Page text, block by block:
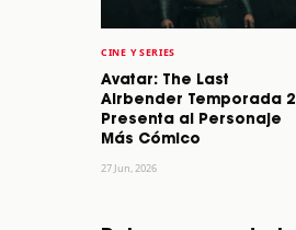
CINE Y SERIES
Avatar: The Last
Airbender Temporada 2
Presenta al Personaje
Más Cómico
27 Jun, 2026